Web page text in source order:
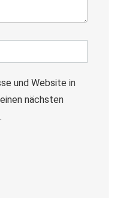
und Website in
nächsten